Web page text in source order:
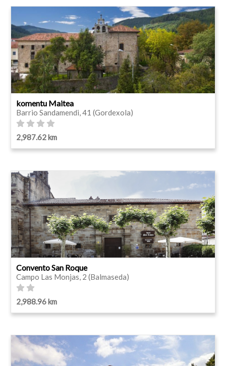
komentu Maitea
Barrio Sandamendi, 41 (Gordexola)
2,987.62 km
Convento San Roque
Campo Las Monjas, 2 (Balmaseda)
2,988.96 km